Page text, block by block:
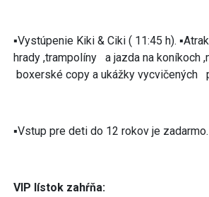
▪︎Vystúpenie Kiki & Ciki ( 11:45 h).
hrady ,trampolíny a jazda na koníkoch
boxerské copy a ukážky vycvičených
▪︎Vstup pre deti do 12 rokov je zadarmo.
VIP lístok zahŕňa: